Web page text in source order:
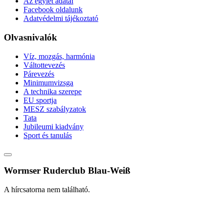
Facebook oldalunk
Adatvédelmi tájékoztató
Olvasnivalók
Víz, mozgás, harmónia
Váltottevezés
Párevezés
Minimumvizsga
A technika szerepe
EU sportja
MESZ szabályzatok
Tata
Jubileumi kiadvány
Sport és tanulás
Wormser Ruderclub Blau-Weiß
A hírcsatorna nem található.